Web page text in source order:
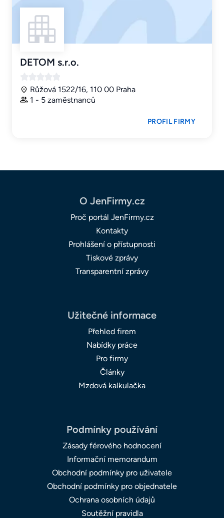
DETOM s.r.o.
Růžová 1522/16, 110 00 Praha
1 - 5 zaměstnanců
PROFIL FIRMY
O JenFirmy.cz
Proč portál JenFirmy.cz
Kontakty
Prohlášení o přístupnosti
Tiskové zprávy
Transparentní zprávy
Užitečné informace
Přehled firem
Nabídky práce
Pro firmy
Články
Mzdová kalkulačka
Podmínky používání
Zásady férového hodnocení
Informační memorandum
Obchodní podmínky pro uživatele
Obchodní podmínky pro objednatele
Ochrana osobních údajů
Soutěžní pravidla